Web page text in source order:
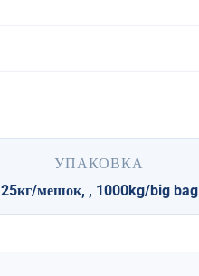
УПАКОВКА
25кг/мешок, , 1000kg/big bag